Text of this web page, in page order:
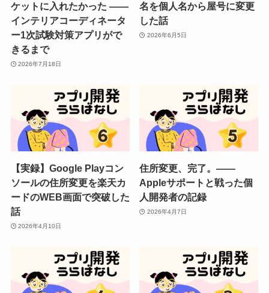
ケットに入れたかった ——
インテリアコーディネータ
ー1次試験対策アプリがで
きるまで
2026年7月18日
名を個人名から屋号に変更
した話
2026年6月5日
【実録】Google Playコン
ソールの住所変更を楽天カ
ードのWEB画面で突破した
話
2026年4月10日
住所変更、完了。——
Appleサポートと戦った個
人開発者の記録
2026年4月7日